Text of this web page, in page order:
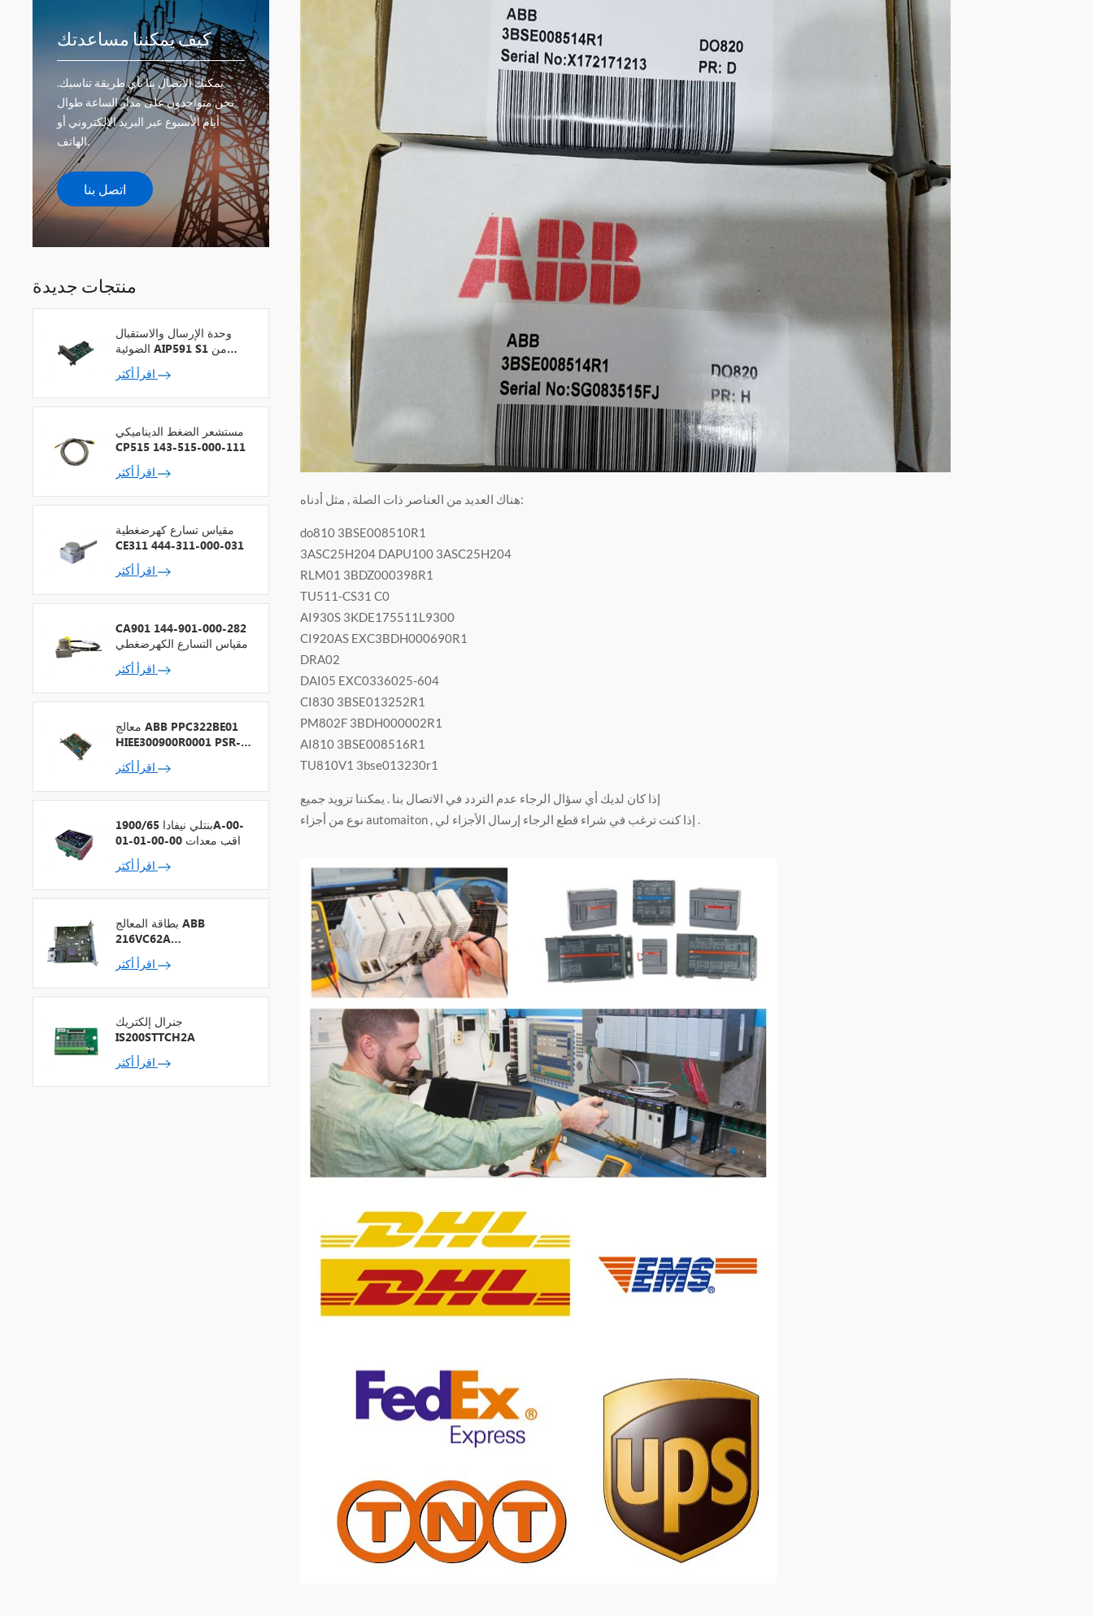
هناك العديد من العناصر ذات الصلة , مثل أدناه:
do810 3BSE008510R1
3ASC25H204 DAPU100 3ASC25H204
RLM01 3BDZ000398R1
TU511-CS31 C0
AI930S 3KDE175511L9300
CI920AS EXC3BDH000690R1
DRA02
DAI05 EXC0336025-604
CI830 3BSE013252R1
PM802F 3BDH000002R1
AI810 3BSE008516R1
TU810V1 3bse013230r1
إذا كان لديك أي سؤال الرجاء عدم التردد في الاتصال بنا . يمكننا تزويد جميع
نوع من أجزاء automaiton , إذا كنت ترغب في شراء قطع الرجاء إرسال الأجزاء لي .
كيف يمكننا مساعدتك
يمكنك الاتصال بنا بأي طريقة تناسبك.
نحن متواجدون على مدار الساعة طوال
أيام الأسبوع عبر البريد الإلكتروني أو
الهاتف.
اتصل بنا
منتجات جديدة
وحدة الإرسال والاستقبال
الضوئية AIP591 S1 من
شركة يوكوجاوا لمكرر شبكة
V
مستشعر الضغط الديناميكي
CP515 143-515-000-111
مقياس تسارع كهرضغطية
CE311 444-311-000-031
CA901 144-901-000-282
مقياس التسارع الكهرضغطي
معالج ABB PPC322BE01
HIEE300900R0001 PSR-2
+ ناقل المجال
بنتلي نيفادا 1900/65A-00-
01-01-00-00 مراقب معدات
الأغراض العامة
بطاقة المعالج ABB
216VC62A
HESG324442R13
جنرال إلكتريك
IS200STTCH2A